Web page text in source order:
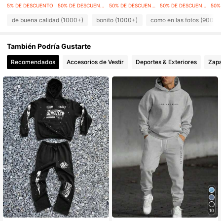
5% DE DESCUENTO 50% DE DESCUENTO 50% DE DESCUENTO 50% DE DESCUENTO
de buena calidad (1000+) bonito (1000+) como en las fotos (900+)
También Podría Gustarte
Recomendados Accesorios de Vestir Deportes & Exteriores
10